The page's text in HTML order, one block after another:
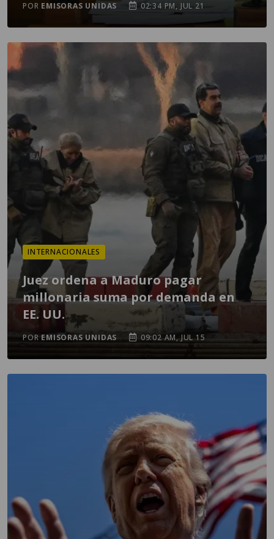
POR EMISORAS UNIDAS 02:34 PM, JUL 21
INTERNACIONALES
Juez ordena a Maduro pagar
millonaria suma por demanda en
EE. UU.
POR EMISORAS UNIDAS 09:02 AM, JUL 15